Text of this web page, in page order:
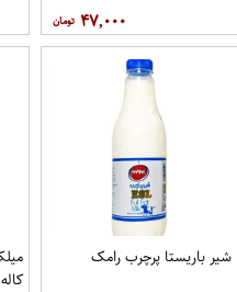
۴۷,۰۰۰
شیر باریستا پرچرب رامک
کاله